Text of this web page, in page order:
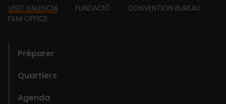
Footer
VISIT VALENCIA FUNDACIÓ
CONVENTION BUREAU
FILM OFFICE
Préparer
Quartiers
Agenda